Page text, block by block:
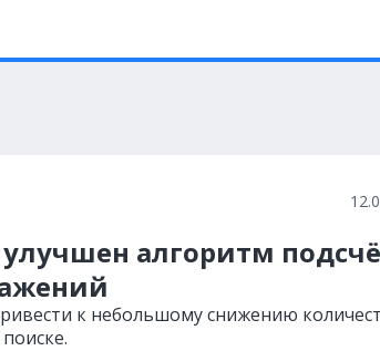
улучшен алгоритм
к небольшому снижению